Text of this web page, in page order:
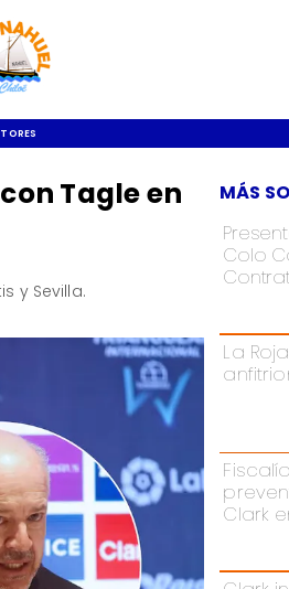
Colo
La
Clark
MÁS
Tagle en
y Sevilla.